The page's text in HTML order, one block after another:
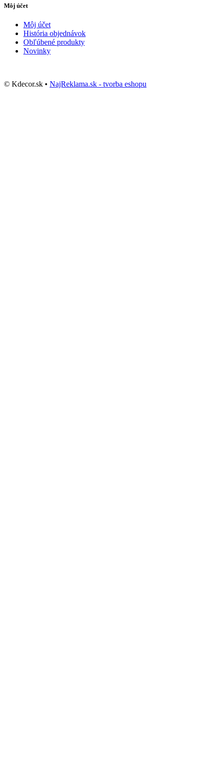
Môj účet
Môj účet
História objednávok
Obľúbené produkty
Novinky
© Kdecor.sk • NajReklama.sk - tvorba eshopu